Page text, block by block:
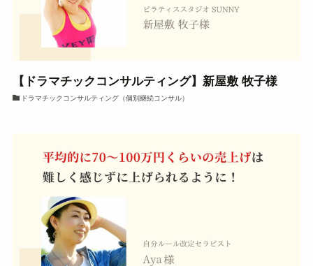
【ドラマチックコンサルティング】新屋敷 牧子様
ドラマチックコンサルティング（個別継続コンサル）